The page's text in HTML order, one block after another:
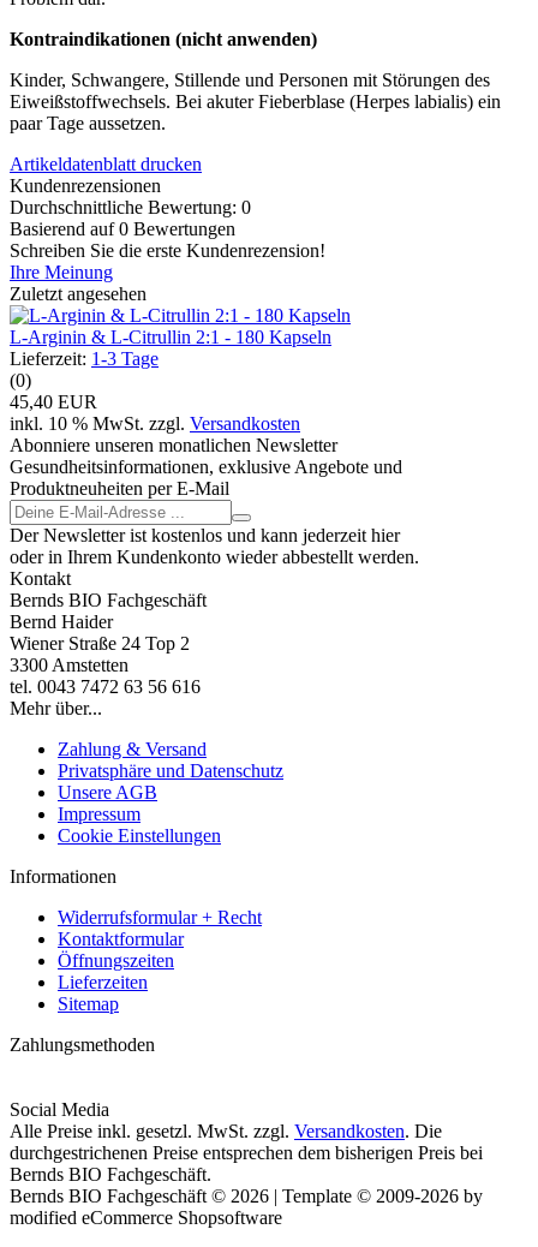
Kontraindikationen (nicht anwenden)
Kinder, Schwangere, Stillende und Personen mit Störungen des
Eiweißstoffwechsels. Bei akuter Fieberblase (Herpes labialis) ein
paar Tage aussetzen.
Artikeldatenblatt drucken
Kundenrezensionen
Durchschnittliche Bewertung: 0
Basierend auf 0 Bewertungen
Schreiben Sie die erste Kundenrezension!
Ihre Meinung
Zuletzt angesehen
L-Arginin & L-Citrullin 2:1 - 180 Kapseln
Lieferzeit: 1-3 Tage
(0)
45,40 EUR
inkl. 10 % MwSt. zzgl. Versandkosten
Abonniere unseren monatlichen Newsletter
Gesundheitsinformationen, exklusive Angebote und
Produktneuheiten per E-Mail
Der Newsletter ist kostenlos und kann jederzeit hier
oder in Ihrem Kundenkonto wieder abbestellt werden.
Kontakt
Bernds BIO Fachgeschäft
Bernd Haider
Wiener Straße 24 Top 2
3300 Amstetten
tel. 0043 7472 63 56 616
Mehr über...
Zahlung & Versand
Privatsphäre und Datenschutz
Unsere AGB
Impressum
Cookie Einstellungen
Informationen
Widerrufsformular + Recht
Kontaktformular
Öffnungszeiten
Lieferzeiten
Sitemap
Zahlungsmethoden
Social Media
Alle Preise inkl. gesetzl. MwSt. zzgl. Versandkosten. Die
durchgestrichenen Preise entsprechen dem bisherigen Preis bei
Bernds BIO Fachgeschäft.
Bernds BIO Fachgeschäft © 2026 | Template © 2009-2026 by
modified eCommerce Shopsoftware